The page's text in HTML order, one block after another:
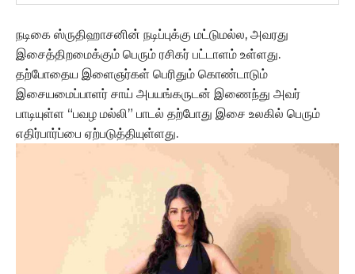
நடிகை ஸ்ருதிஹாசனின் நடிப்புக்கு மட்டுமல்ல, அவரது
இசைத்திறமைக்கும் பெரும் ரசிகர் பட்டாளம் உள்ளது.
தற்போதைய இளைஞர்கள் பெரிதும் கொண்டாடும்
இசையமைப்பாளர் சாய் அபயங்கருடன் இணைந்து அவர்
பாடியுள்ள “பவழ மல்லி” பாடல் தற்போது இசை உலகில் பெரும்
எதிர்பார்ப்பை ஏற்படுத்தியுள்ளது.